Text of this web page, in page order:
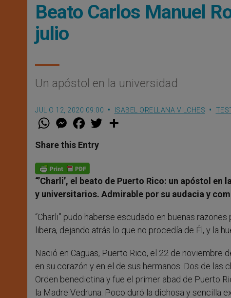
Beato Carlos Manuel
julio
Un apóstol en la universidad
JULIO 12, 2020 09:00 ISABEL ORELLANA VILCHES
W
t
s
p
p
M
e
s
e
g
e
r
F
a
e
b
o
k
w
Share this Entry
“’Charli’, el beato de Puerto Rico: un apóstol
y universitarios. Admirable por su audacia y
“Charli” pudo haberse escudado en buenas
libera, dejando atrás lo que no procedía de Él, y la
Nació en Caguas, Puerto Rico, el 22 de noviembre
en su corazón y en el de sus hermanos. Dos de
Orden benedictina y fue el primer abad de Puerto
la Madre Vedruna. Poco duró la dichosa y sencilla